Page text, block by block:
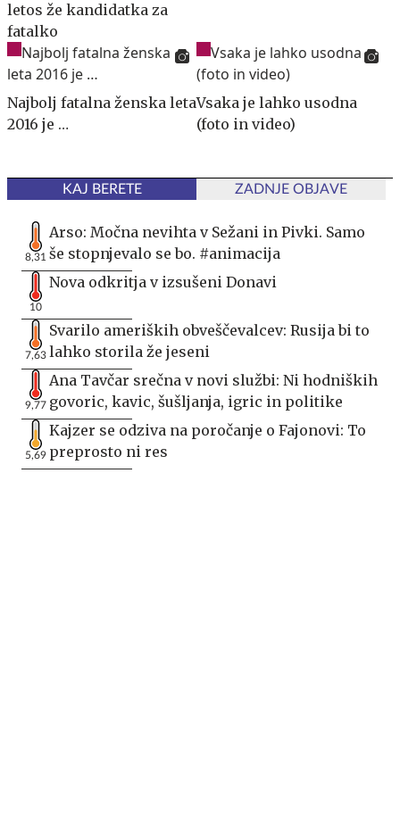
letos že kandidatka za
fatalko
Najbolj fatalna ženska leta
2016 je …
Vsaka je lahko usodna
(foto in video)
KAJ BERETE ZADNJE OBJAVE
8,31
Arso: Močna nevihta v Sežani in Pivki. Samo
še stopnjevalo se bo. #animacija
10
Nova odkritja v izsušeni Donavi
7,63
Svarilo ameriških obveščevalcev: Rusija bi to
lahko storila že jeseni
9,77
Ana Tavčar srečna v novi službi: Ni hodniških
govoric, kavic, šušljanja, igric in politike
5,69
Kajzer se odziva na poročanje o Fajonovi: To
preprosto ni res